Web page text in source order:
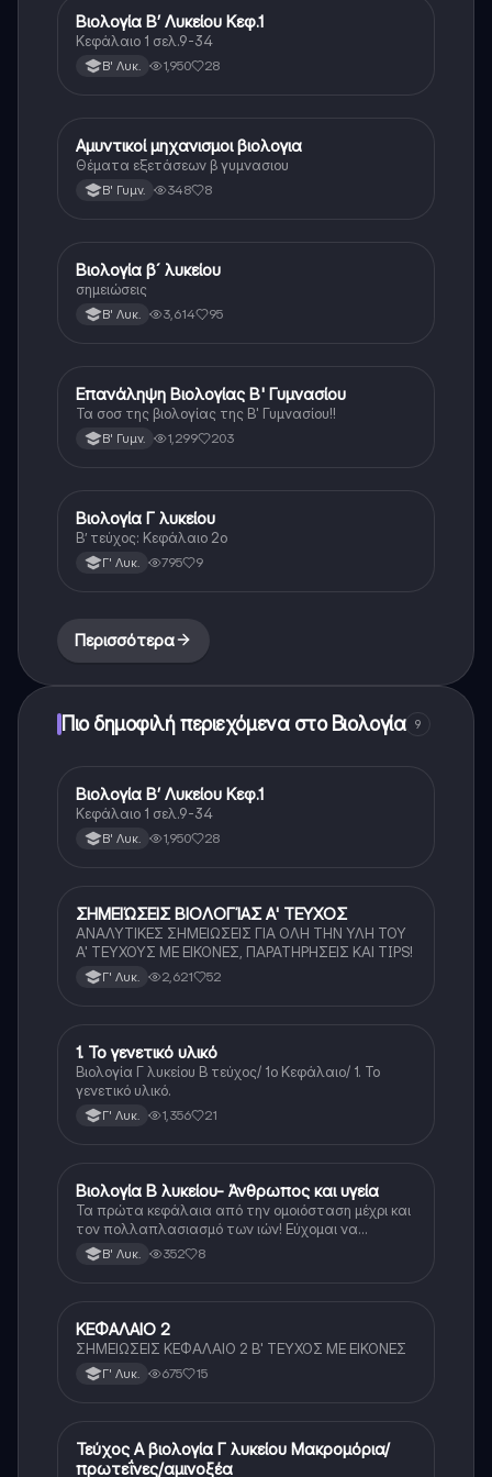
Βιολογία
Βιολογία Β’ Λυκείου Κεφ.1
Κεφάλαιο 1 σελ.9-34
Β' Λυκ. 1,950 28
Βιολογία
Αμυντικοί μηχανισμοι βιολογια
Θέματα εξετάσεων β γυμνασιου
Β' Γυμν. 348 8
Βιολογία
Βιολογία β´ λυκείου
σημειώσεις
Β' Λυκ. 3,614 95
Βιολογία
Επανάληψη Βιολογίας Β' Γυμνασίου
Τα σοσ της βιολογίας της Β' Γυμνασίου!!
Β' Γυμν. 1,299 203
Βιολογία (Θετ.)
Βιολογία Γ λυκείου
Β’ τεύχος: Κεφάλαιο 2ο
Γ' Λυκ. 795 9
Περισσότερα
Πιο δημοφιλή περιεχόμενα στο Βιολογία 9
Βιολογία
Βιολογία Β’ Λυκείου Κεφ.1
Κεφάλαιο 1 σελ.9-34
Β' Λυκ. 1,950 28
Βιολογία
ΣΗΜΕΙΏΣΕΙΣ ΒΙΟΛΟΓΊΑΣ Α' ΤΕΥΧΟΣ
ΑΝΑΛΥΤΙΚΕΣ ΣΗΜΕΙΩΣΕΙΣ ΓΙΑ ΟΛΗ ΤΗΝ ΥΛΗ ΤΟΥ
Α' ΤΕΥΧΟΥΣ ΜΕ ΕΙΚΟΝΕΣ, ΠΑΡΑΤΗΡΗΣΕΙΣ ΚΑΙ TIPS!
Γ' Λυκ. 2,621 52
Βιολογία
1. Το γενετικό υλικό
Βιολογία Γ λυκείου Β τεύχος/ 1ο Κεφάλαιο/ 1. Το
γενετικό υλικό.
Γ' Λυκ. 1,356 21
Βιολογία
Βιολογία Β λυκείου- Άνθρωπος και υγεία
Τα πρώτα κεφάλαια από την ομοιόσταση μέχρι και
τον πολλαπλασιασμό των ιών! Εύχομαι να
βοηθήσουν
Β' Λυκ. 352 8
Βιολογία
ΚΕΦΑΛΑΙΟ 2
ΣΗΜΕΙΩΣΕΙΣ ΚΕΦΑΛΑΙΟ 2 Β' ΤΕΥΧΟΣ ΜΕ ΕΙΚΟΝΕΣ
Γ' Λυκ. 675 15
Βιολογία (Θετ.)
Τεύχος Α βιολογία Γ λυκείου Μακρομόρια/
πρωτεΐνες/αμινοξέα